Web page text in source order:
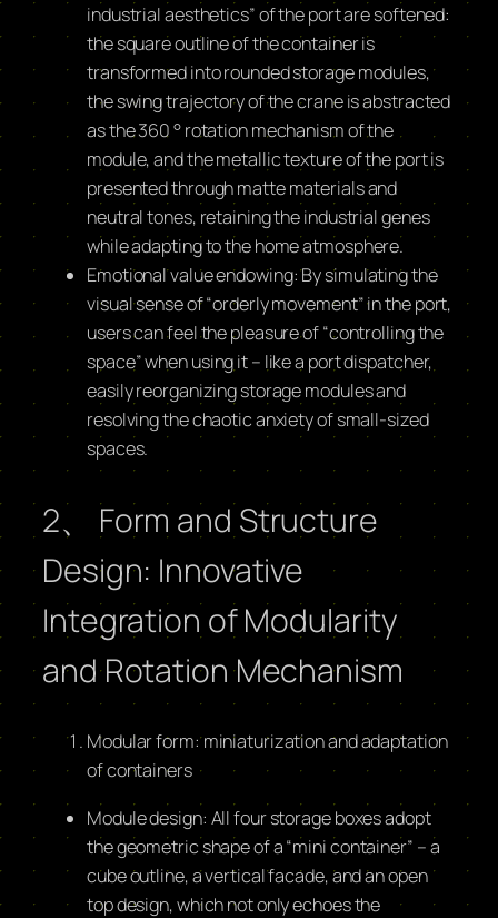
industrial aesthetics” of the port are softened:
the square outline of the container is
transformed into rounded storage modules,
the swing trajectory of the crane is abstracted
as the 360 ° rotation mechanism of the
module, and the metallic texture of the port is
presented through matte materials and
neutral tones, retaining the industrial genes
while adapting to the home atmosphere.
Emotional value endowing: By simulating the
visual sense of “orderly movement” in the port,
users can feel the pleasure of “controlling the
space” when using it – like a port dispatcher,
easily reorganizing storage modules and
resolving the chaotic anxiety of small-sized
spaces.
2、 Form and Structure
Design: Innovative
Integration of Modularity
and Rotation Mechanism
Modular form: miniaturization and adaptation
of containers
Module design: All four storage boxes adopt
the geometric shape of a “mini container” – a
cube outline, a vertical facade, and an open
top design, which not only echoes the